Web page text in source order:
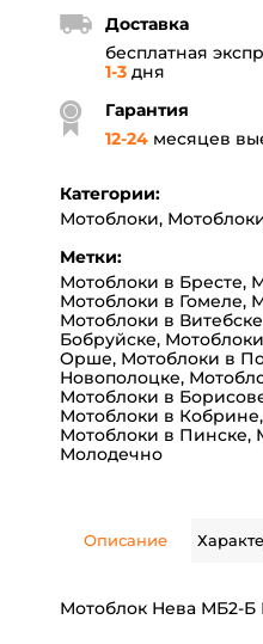
Доставка
бесплатная
1-3 дня
Гарантия
12-24 месяцев
Категории:
Мотоблоки,
Метки:
Мотоблоки в Бресте,
Мотоблоки в Гомеле,
Мотоблоки в Витебске
Бобруйске,
Орше, Мотоблоки в
Новополоцке,
Мотоблоки в
Мотоблоки в Кобрине,
Мотоблоки в Пинске,
Молодечно
Описание
Мотоблок Нева МБ2-Б